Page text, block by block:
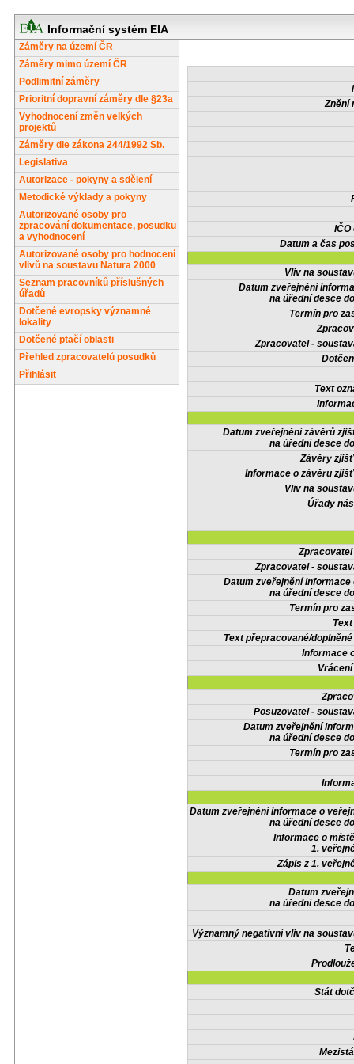
Informační systém EIA
Záměry na území ČR
Záměry mimo území ČR
Podlimitní záměry
Prioritní dopravní záměry dle §23a
Vyhodnocení změn velkých
projektů
Záměry dle zákona 244/1992 Sb.
Legislativa
Autorizace - pokyny a sdělení
Metodické výklady a pokyny
Autorizované osoby pro
zpracování dokumentace, posudku
a vyhodnocení
Autorizované osoby pro hodnocení
vlivů na soustavu Natura 2000
Seznam pracovníků příslušných
úřadů
Dotčené evropsky významné
lokality
Dotčené ptačí oblasti
Přehled zpracovatelů posudků
Přihlásit
Znění
IČO
Datum a čas
Vliv na
Datum zveřejnění
na úřední desce
Termín pro
Zpracovatel -
Text
Datum zveřejnění závěrů
na úřední desce
Závěry
Informace o závěru
Vliv na
Úřady
Zpracovatel -
Datum zveřejnění informace
na úřední desce
Termín pro
Text přepracované/
Informace
Posuzovatel -
Datum zveřejnění
na úřední desce
Termín pro
Datum zveřejnění informace o
na úřední desce
Informace o
1.
Zápis z 1.
Datum
na úřední desce
Významný negativní vliv na
Stát